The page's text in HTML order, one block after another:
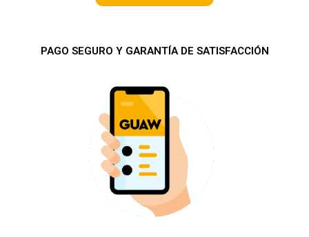
PAGO SEGURO Y GARANTÍA DE SATISFACCIÓN